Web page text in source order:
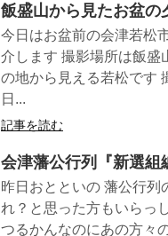
飯盛山から見たお盆の
今日はお盆前の会津若松
介します 撮影場所は飯盛
の地から見える若松です
日...
記事を読む
会津藩公行列『新選組
昨日おとといの 藩公行列
れ？と思った方もいらっ
つるかんなのにあの方々